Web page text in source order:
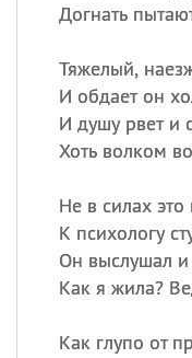
Догнать
Тяжелый,
И обдает он
И душу рвет и
Хоть волком
Не в силах
К психологу
Он выслушал и
Как я жила?
Как глупо от